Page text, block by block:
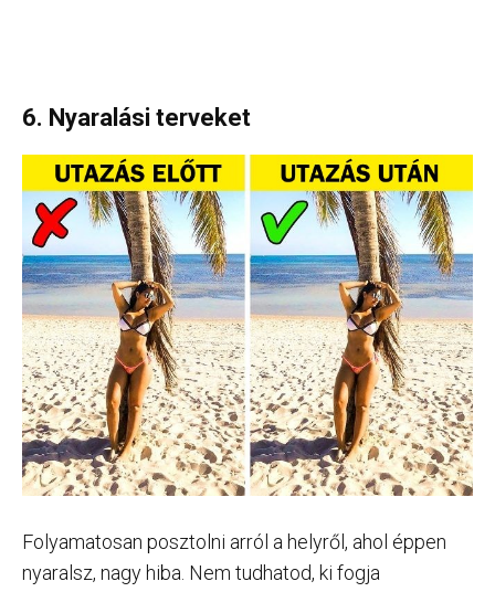
6. Nyaralási terveket
Folyamatosan posztolni arról a helyről, ahol éppen
nyaralsz, nagy hiba. Nem tudhatod, ki fogja